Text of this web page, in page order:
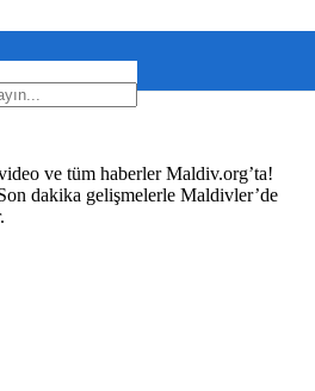
ve tüm haberler Maldiv.org’ta!
dakika gelişmelerle Maldivler’de